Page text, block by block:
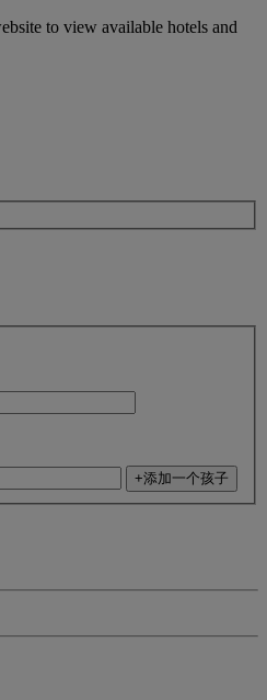
to view available hotels and
+添加一个孩子